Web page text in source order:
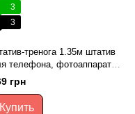
3
3
тренога 1.35м штатив
телефона, фотоаппарата
VT-831
грн
Купить